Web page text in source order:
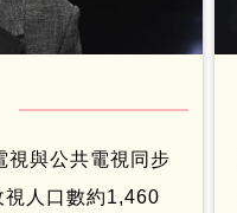
視與公共電視同步
視人口數約1,460